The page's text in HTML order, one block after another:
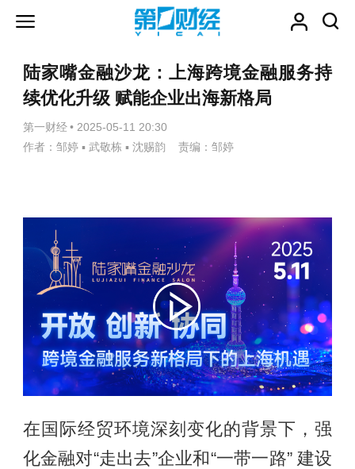
陆家嘴金融沙龙：上海跨境金融服务持
续优化升级 赋能企业出海新格局
第一财经 • 2025-05-11 20:30
作者：邹婷 ▪ 武敬栋 ▪ 沈赐韵 责编：邹婷
在国际经贸环境深刻变化的背景下，强
化金融对“走出去”企业和“一带一路” 建设